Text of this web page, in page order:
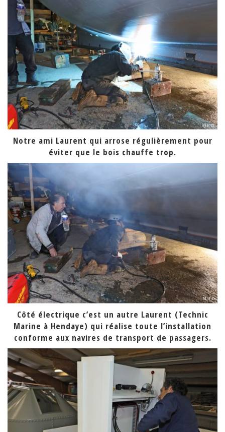
Notre ami Laurent qui arrose régulièrement pour
éviter que le bois chauffe trop.
Côté électrique c’est un autre Laurent (Technic
Marine à Hendaye) qui réalise toute l’installation
conforme aux navires de transport de passagers.